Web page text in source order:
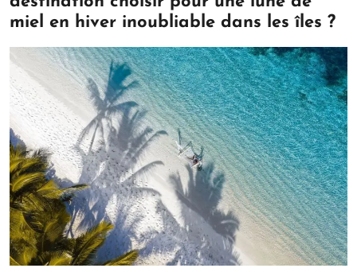
miel en hiver inoubliable dans les îles ?